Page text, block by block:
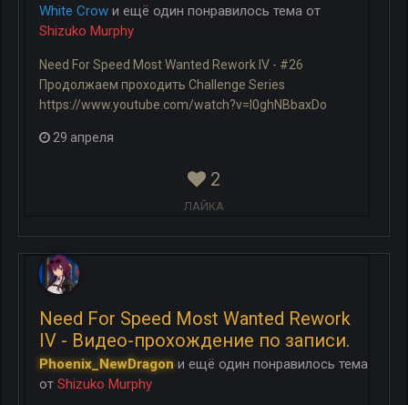
White Crow и ещё один понравилось тема от
Shizuko Murphy
Need For Speed Most Wanted Rework IV - #26
Продолжаем проходить Challenge Series
https://www.youtube.com/watch?v=l0ghNBbaxDo
29 апреля
2
ЛАЙКА
Need For Speed Most Wanted Rework
IV - Видео-прохождение по записи.
Phoenix_NewDragon и ещё один понравилось тема
от Shizuko Murphy